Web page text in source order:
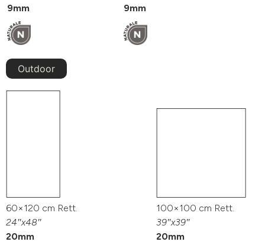
9mm
9mm
Outdoor
60×120 cm Rett.
24″x48″
20mm
100×100 cm Rett.
39″x39″
20mm